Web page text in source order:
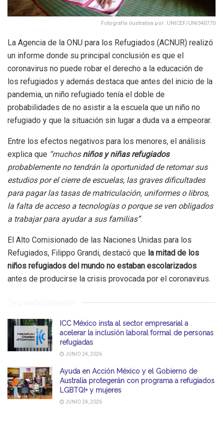
Fotografía ilustrativa por: UNICEF/UNI340770
La Agencia de la ONU para los Refugiados (ACNUR) realizó
un informe donde su principal conclusión es que el
coronavirus no puede robar el derecho a la educación de
los refugiados y además destaca que antes del inicio de la
pandemia, un niño refugiado tenía el doble de
probabilidades de no asistir a la escuela que un niño no
refugiado y que la situación sin lugar a duda va a empeorar.
Entre los efectos negativos para los menores, el análisis
explica que “muchos niños y niñas refugiados
probablemente no tendrán la oportunidad de retomar sus
estudios por el cierre de escuelas, las graves dificultades
para pagar las tasas de matriculación, uniformes o libros,
la falta de acceso a tecnologías o porque se ven obligados
a trabajar para ayudar a sus familias”.
El Alto Comisionado de las Naciones Unidas para los
Refugiados, Filippo Grandi, destacó que la mitad de los
niños refugiados del mundo no estaban escolarizados
antes de producirse la crisis provocada por el coronavirus.
Te puede interesar
ICC México insta al sector empresarial a
acelerar la inclusión laboral formal de personas
refugiadas
JUNIO 24, 2026
Ayuda en Acción México y el Gobierno de
Australia protegerán con programa a refugiados
LGBTQI+ y mujeres
JUNIO 24, 2026